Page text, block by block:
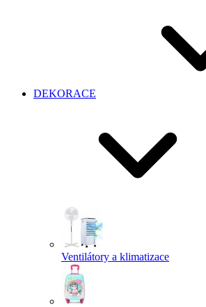
DEKORACE
Ventilátory a klimatizace